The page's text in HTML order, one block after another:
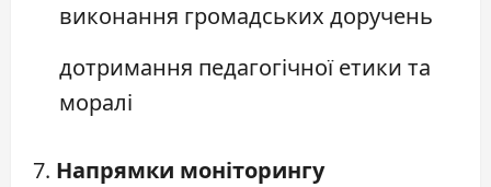
виконання громадських доручень
дотримання педагогічної етики та
моралі
7. Напрямки моніторингу